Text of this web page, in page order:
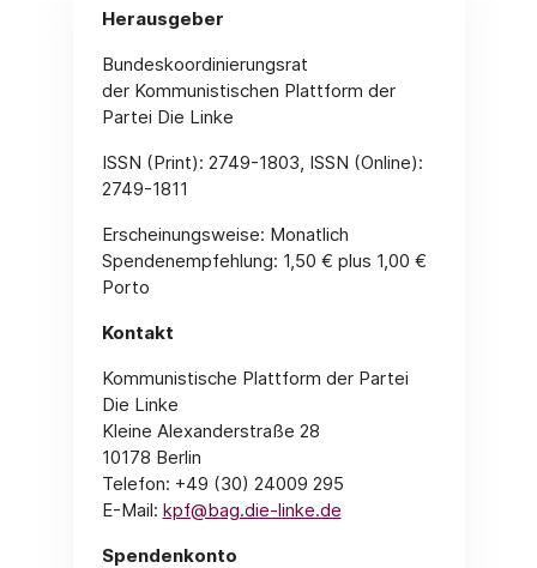
Herausgeber
Bundeskoordinierungsrat
der Kommunistischen Plattform der
Partei Die Linke
ISSN (Print): 2749-1803, ISSN (Online):
2749-1811
Erscheinungsweise: Monatlich
Spendenempfehlung: 1,50 € plus 1,00 €
Porto
Kontakt
Kommunistische Plattform der Partei
Die Linke
Kleine Alexanderstraße 28
10178 Berlin
Telefon: +49 (30) 24009 295
E-Mail: kpf@bag.die-linke.de
Spendenkonto